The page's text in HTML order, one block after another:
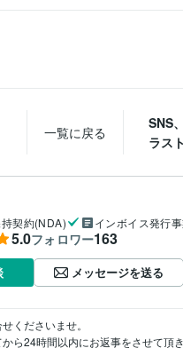
一覧に戻る
SNS
ラス
契約(NDA) インボイス発行
5.0フォロワー163
メッセージを送る
くださいませ。
ら24時間以内にお返事をさせて頂